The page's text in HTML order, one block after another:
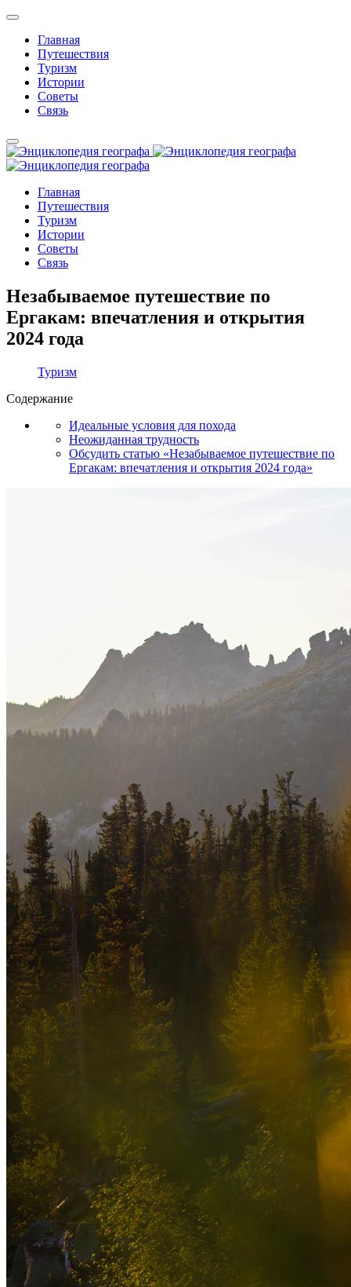
Главная
Путешествия
Туризм
Истории
Советы
Связь
Главная
Путешествия
Туризм
Истории
Советы
Связь
Незабываемое путешествие по
Ергакам: впечатления и открытия
2024 года
Туризм
Содержание
Идеальные условия для похода
Неожиданная трудность
Обсудить статью «Незабываемое путешествие по
Ергакам: впечатления и открытия 2024 года»